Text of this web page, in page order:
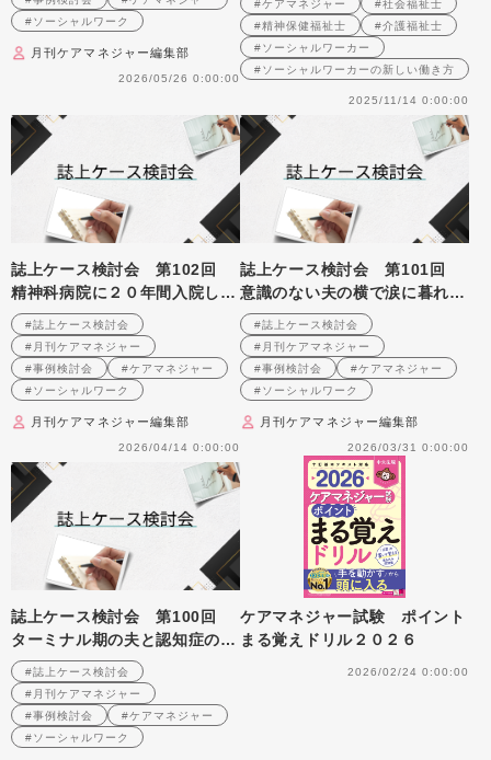
#ソーシャルワーク
月刊ケアマネジャー編集部
2026/05/26 0:00:00
#ケアマネジャー
#社会福祉士
#精神保健福祉士
#介護福祉士
#ソーシャルワーカー
#ソーシャルワーカーの新しい働き方
2025/11/14 0:00:00
誌上ケース検討会 第102回
精神科病院に２０年間入院して
いる統合失調症の男性への支援
を考える （2008年12月号掲
載）
#誌上ケース検討会
#月刊ケアマネジャー
#事例検討会
#ケアマネジャー
#ソーシャルワーク
月刊ケアマネジャー編集部
2026/04/14 0:00:00
誌上ケース検討会 第101回
意識のない夫の横で涙に暮れる
妻をどう理解し、支えていくか
（2008年11月号掲載）
#誌上ケース検討会
#月刊ケアマネジャー
#事例検討会
#ケアマネジャー
#ソーシャルワーク
月刊ケアマネジャー編集部
2026/03/31 0:00:00
誌上ケース検討会 第100回
ターミナル期の夫と認知症の妻
の二人暮らし世帯への支援を考
える （2008年10月号掲載）
#誌上ケース検討会
#月刊ケアマネジャー
#事例検討会
#ケアマネジャー
#ソーシャルワーク
ケアマネジャー試験 ポイント
まる覚えドリル２０２６
2026/02/24 0:00:00